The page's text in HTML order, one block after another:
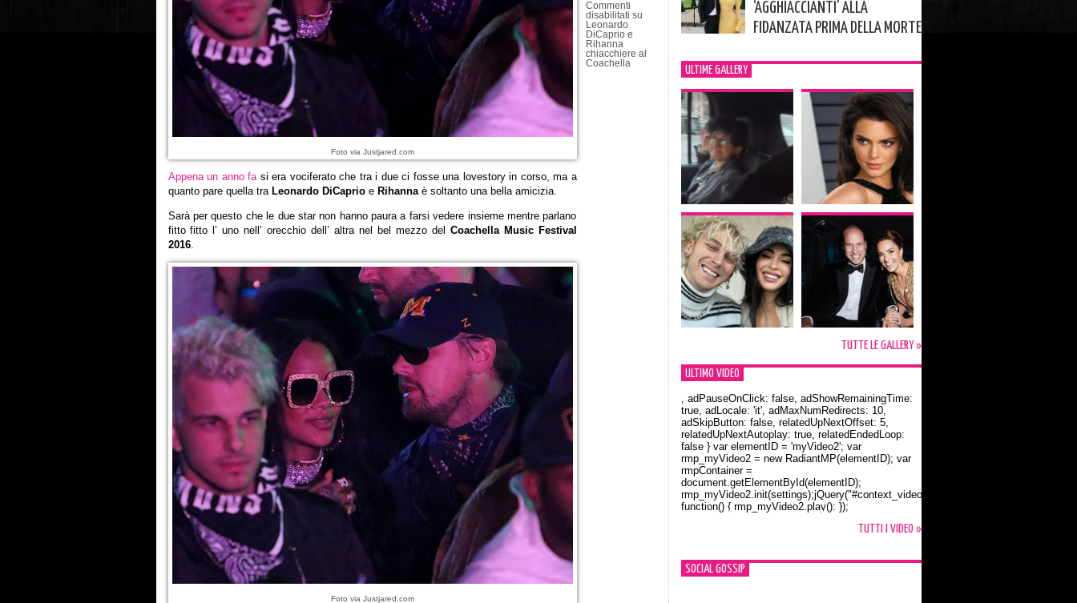
Foto via Justjared.com
Appena un anno fasi era vociferato che tra i due ci fosse una lovestory in corso, ma a
quanto pare quella tra Leonardo DiCaprio eRihannaè soltanto una bella amicizia.
Sarà per questo che le due star non hanno paura a farsi vedere insieme mentre parlano
fitto fitto l’ uno nell’ orecchio dell’ altra nel bel mezzo del Coachella Music Festival
2016.
Foto via Justjared.com
Commenti
disabilitati su
Leonardo
DiCaprio e
Rihanna
chiacchiere al
Coachella
‘AGGHIACCIANTI’ ALLA
FIDANZATA PRIMA DELLA MORTE
ULTIME GALLERY
TUTTE LE GALLERY »
ULTIMO VIDEO
Orlando Bloom e la t-shirt dedicata a Flynn
, adPauseOnClick: false, adShowRemainingTime:
true, adLocale: 'it', adMaxNumRedirects: 10,
adSkipButton: false, relatedUpNextOffset: 5,
relatedUpNextAutoplay: true, relatedEndedLoop:
false } var elementID = 'myVideo2'; var
rmp_myVideo2 = new RadiantMP(elementID); var
rmpContainer =
document.getElementById(elementID);
rmp_myVideo2.init(settings);jQuery("#context_video2").one("mouseover",
function() { rmp_myVideo2.play(); });
TUTTI I VIDEO »
SOCIAL GOSSIP